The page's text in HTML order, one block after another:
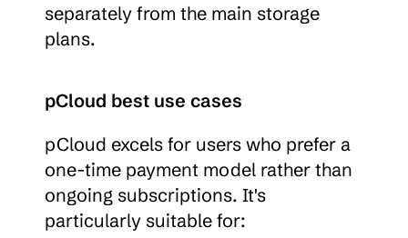
separately from the main storage
plans.
pCloud best use cases
pCloud excels for users who prefer a
one-time payment model rather than
ongoing subscriptions. It's
particularly suitable for: